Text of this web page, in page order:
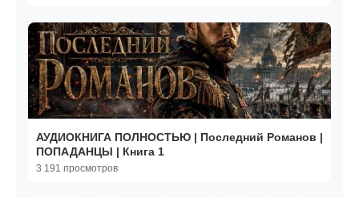
АУДИОКНИГА ПОЛНОСТЬЮ | Последний Романов |
ПОПАДАНЦЫ | Книга 1
3 191 просмотров